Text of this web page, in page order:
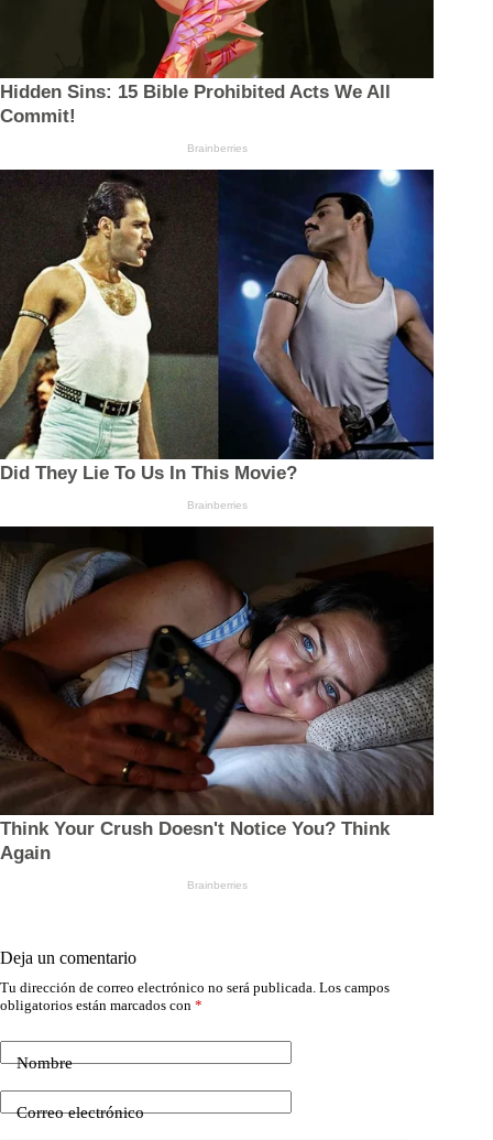
Deja un comentario
Tu dirección de correo electrónico no será publicada. Los campos
obligatorios están marcados con *
Nombre
Correo electrónico